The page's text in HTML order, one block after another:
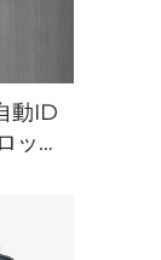
動ID
ッ